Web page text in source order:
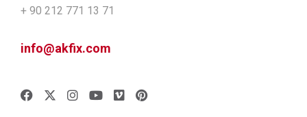
+ 90 212 771 13 71
info@akfix.com